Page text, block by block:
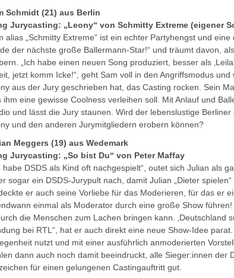
Schmidt (21) aus Berlin
Jurycasting: „Leony“ von Schmitty Extreme (eigener
alias „Schmitty Extreme“ ist ein echter Partyhengst und eine
der nächste große Ballermann-Star!“ und träumt davon,
„Ich habe einen neuen Song produziert, besser als
jetzt komm Icke!“, geht Sam voll in den Angriffsmodus
aus der Jury geschrieben hat, das Casting rocken. Sein
ihm eine gewisse Coolness verleihen soll. Mit Anlauf und
und lässt die Jury staunen. Wird der lebenslustige
und den anderen Jurymitgliedern erobern können?
Meggers (19) aus Wedemark
Jurycasting: „So bist Du“ von Peter Maffay
habe DSDS als Kind oft nachgespielt“, outet sich Julian als
sogar ein DSDS-Jurypult nach, damit Julian „Dieter
er auch seine Vorliebe für das Moderieren, für das er
einmal als Moderator durch eine große Show
die Menschen zum Lachen bringen kann. ‚Deutschland
bei RTL“, hat er auch direkt eine neue Show-Idee
nutzt und mit einer ausführlich anmoderierten
dann auch noch damit beeindruckt, alle Sieger:innen der
für einen gelungenen Castingauftritt gut.